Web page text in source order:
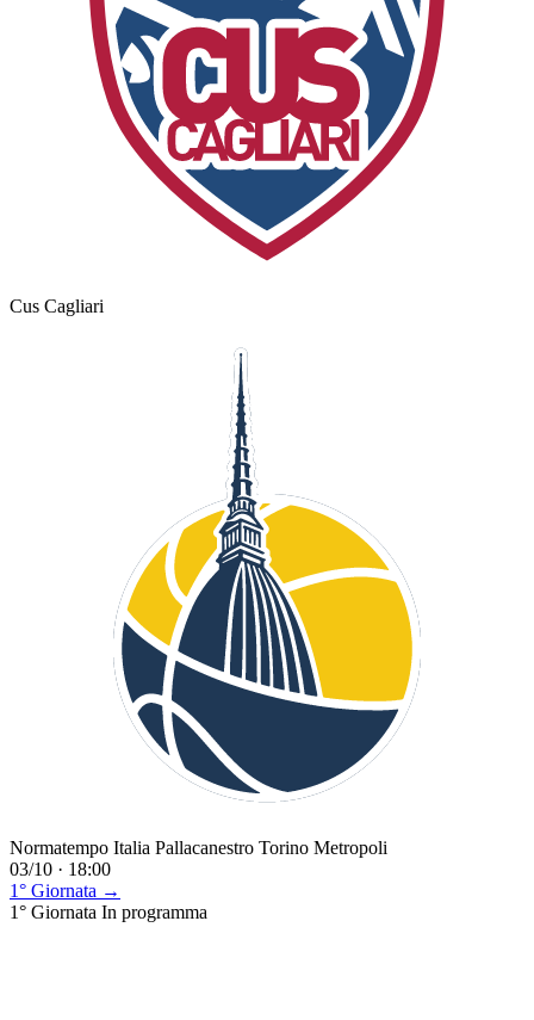
Cus Cagliari
Normatempo Italia Pallacanestro Torino Metropoli
03/10 · 18:00
1° Giornata →
1° Giornata In programma